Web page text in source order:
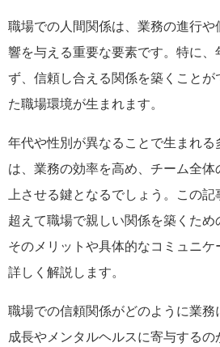
職場での人間関係は、業務の進行
響を与える重要な要素です。特に
ず、信頼し合える関係を築くことが
た職場環境が生まれます。
年代や性別が異なることで生まれる
は、業務の効率を高め、チーム全体
上させる鍵となるでしょう。この
超えて職場で親しい関係を築くため
そのメリットや具体的なコミュニケ
詳しく解説します。
職場での信頼関係がどのように業
成長やメンタルヘルスに寄与する